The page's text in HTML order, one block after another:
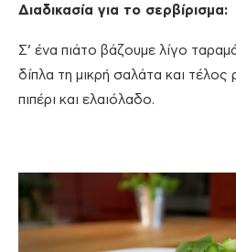
Διαδικασία για το σερβίρισμα:
Σ’ ένα πιάτο βάζουμε λίγο
δίπλα τη μικρή σαλάτα και τέλος
πιπέρι και ελαιόλαδο.